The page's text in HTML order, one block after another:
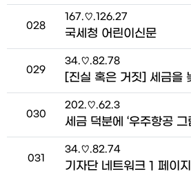
번호
028
접속자
167.♡.126.27
국세청 어린이신문
번호
029
접속자
34.♡.82.78
번호
030
접속자
202.♡.62.3
번호
031
접속자
34.♡.82.74
기자단 네트워크 1 페이지